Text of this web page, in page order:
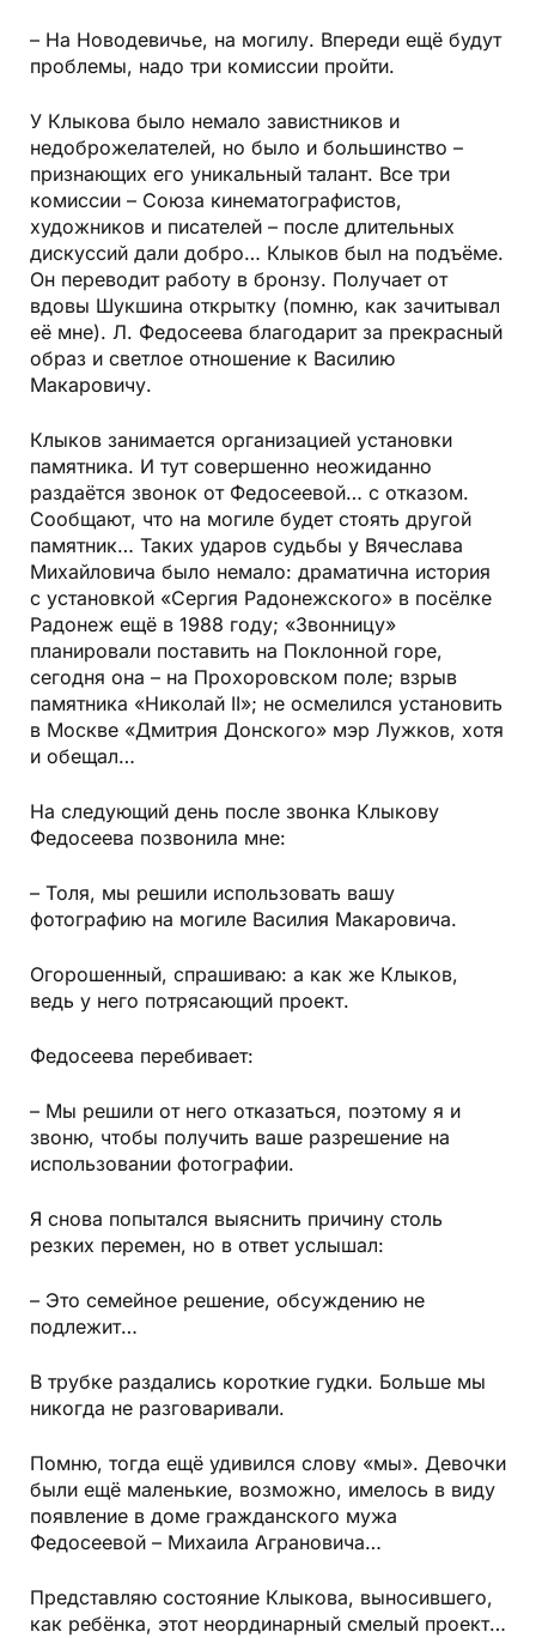
– На Новодевичье, на могилу. Впереди ещё будут
проблемы, надо три комиссии пройти.
У Клыкова было немало завистников и
недоброжелателей, но было и большинство –
признающих его уникальный талант. Все три
комиссии – Союза кинематографистов,
художников и писателей – после длительных
дискуссий дали добро… Клыков был на подъёме.
Он переводит работу в бронзу. Получает от
вдовы Шукшина открытку (помню, как зачитывал
её мне). Л. Федосеева благодарит за прекрасный
образ и светлое отношение к Василию
Макаровичу.
Клыков занимается организацией установки
памятника. И тут совершенно неожиданно
раздаётся звонок от Федосеевой… с отказом.
Сообщают, что на могиле будет стоять другой
памятник… Таких ударов судьбы у Вячеслава
Михайловича было немало: драматична история
с установкой «Сергия Радонежского» в посёлке
Радонеж ещё в 1988 году; «Звонницу»
планировали поставить на Поклонной горе,
сегодня она – на Прохоровском поле; взрыв
памятника «Николай II»; не осмелился установить
в Москве «Дмитрия Донского» мэр Лужков, хотя
и обещал…
На следующий день после звонка Клыкову
Федосеева позвонила мне:
– Толя, мы решили использовать вашу
фотографию на могиле Василия Макаровича.
Огорошенный, спрашиваю: а как же Клыков,
ведь у него потрясающий проект.
Федосеева перебивает:
– Мы решили от него отказаться, по­этому я и
звоню, чтобы получить ваше разрешение на
использовании фотографии.
Я снова попытался выяснить причину столь
резких перемен, но в ответ услышал:
– Это семейное решение, обсуждению не
подлежит…
В трубке раздались короткие гудки. Больше мы
никогда не разговаривали.
Помню, тогда ещё удивился слову «мы». Девочки
были ещё маленькие, возможно, имелось в виду
появление в доме гражданского мужа
Федосеевой – Михаила Аграновича…
Представляю состояние Клыкова, выносившего,
как ребёнка, этот неординарный смелый проект…